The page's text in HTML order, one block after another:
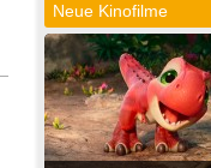
Neue Kinofilme